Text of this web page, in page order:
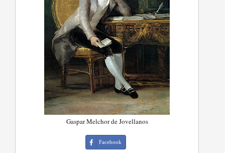
Gaspar Melchor de Jovellanos
Facebook